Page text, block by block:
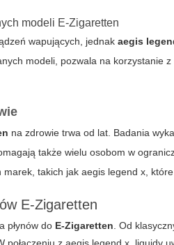
modeli E-Zigaretten
wapujących, jednakaegis
modeli, pozwala na korzystanie
na zdrowie trwa od lat. Badania
także wielu osobom w
takich jak aegis legend x,
E-Zigaretten
płynów do E-Zigaretten . Od